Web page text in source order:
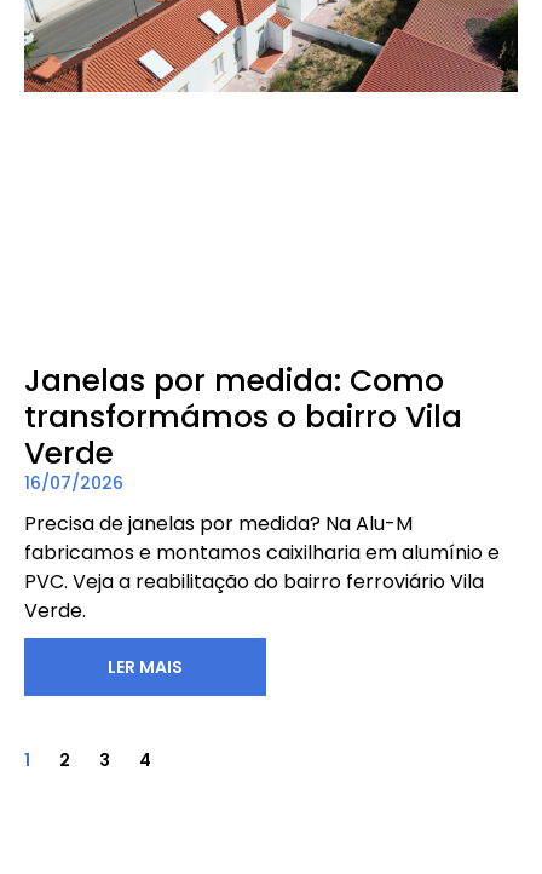
Janelas por medida: Como
transformámos o bairro Vila
Verde
16/07/2026
Precisa de janelas por medida? Na Alu-M
fabricamos e montamos caixilharia em alumínio e
PVC. Veja a reabilitação do bairro ferroviário Vila
Verde.
LER MAIS
1 2 3 4